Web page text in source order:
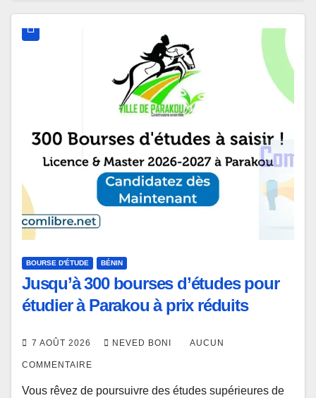
BOURSE D'ÉTUDE BÉNIN
Jusqu’à 300 bourses d’études pour
étudier à Parakou à prix réduits
7 AOÛT 2026 NEVED BONI AUCUN
COMMENTAIRE
Vous rêvez de poursuivre des études supérieures de